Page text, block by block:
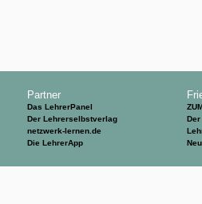
Partner
Das LehrerPanel
Der Lehrerselbstverlag
netzwerk-lernen.de
Die LehrerApp